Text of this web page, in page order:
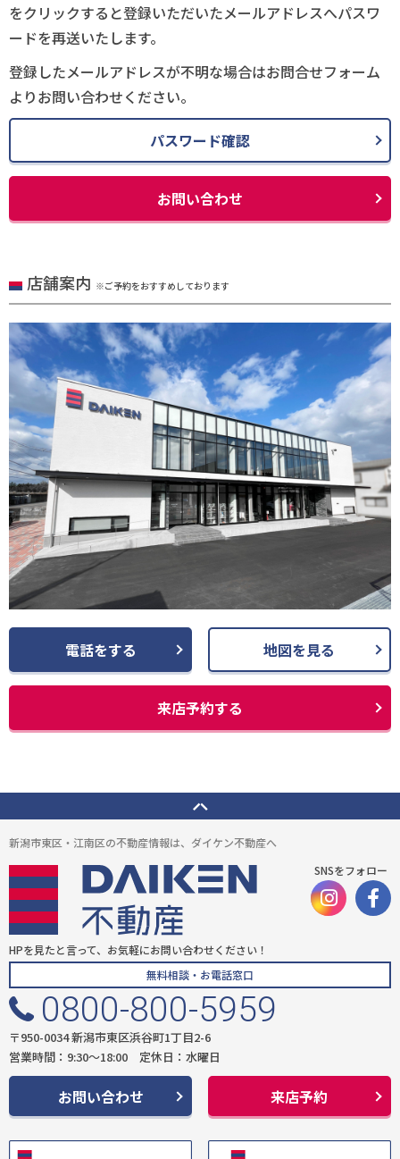
をクリックすると登録いただいたメールアドレスへパスワ
ードを再送いたします。
登録したメールアドレスが不明な場合はお問合せフォーム
よりお問い合わせください。
パスワード確認
お問い合わせ
店舗案内 ※ご予約をおすすめしております
電話をする 地図を見る
来店予約する
新潟市東区・江南区の不動産情報は、ダイケン不動産へ
SNSをフォロー
HPを見たと言って、お気軽にお問い合わせください！
無料相談・お電話窓口
0800-800-5959
〒950-0034 新潟市東区浜谷町1丁目2-6
営業時間：9:30〜18:00 定休日：水曜日
お問い合わせ 来店予約